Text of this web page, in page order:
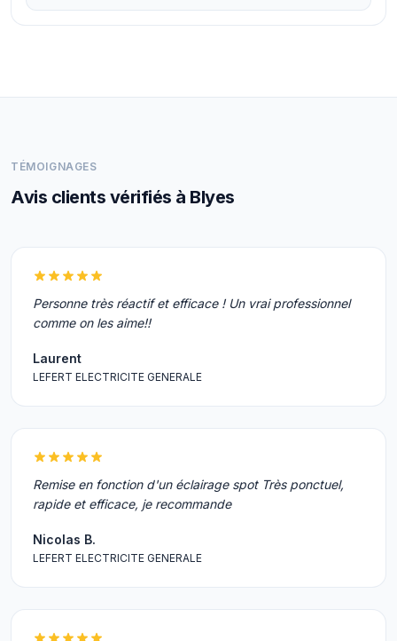
TÉMOIGNAGES
Avis clients vérifiés à Blyes
Personne très réactif et efficace ! Un vrai professionnel
comme on les aime!!
Laurent
LEFERT ELECTRICITE GENERALE
Remise en fonction d'un éclairage spot Très ponctuel,
rapide et efficace, je recommande
Nicolas B.
LEFERT ELECTRICITE GENERALE